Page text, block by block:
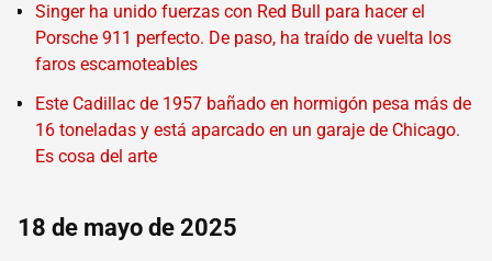
Singer ha unido fuerzas con Red Bull para hacer el
Porsche 911 perfecto. De paso, ha traído de vuelta los
faros escamoteables
Este Cadillac de 1957 bañado en hormigón pesa más de
16 toneladas y está aparcado en un garaje de Chicago.
Es cosa del arte
18 de mayo de 2025